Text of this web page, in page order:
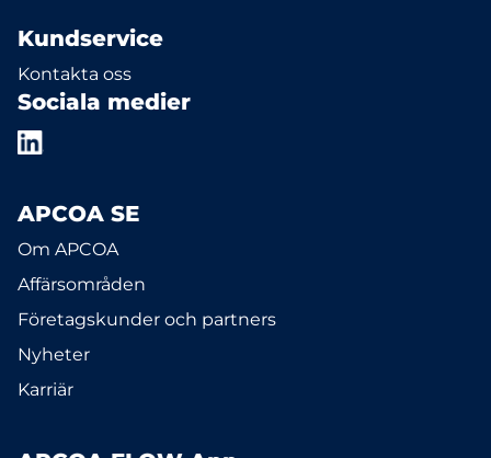
Kundservice
Kontakta oss
Sociala medier
APCOA SE
Om APCOA
Affärsområden
Företagskunder och partners
Nyheter
Karriär